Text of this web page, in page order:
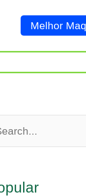
Melhor